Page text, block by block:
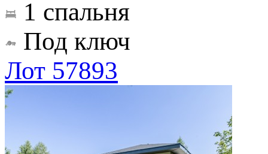
1 спальня
Под ключ
Лот 57893